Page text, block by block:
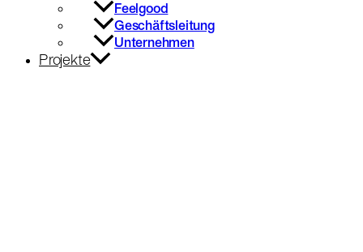
Feelgood
Geschäftsleitung
Unternehmen
Projekte